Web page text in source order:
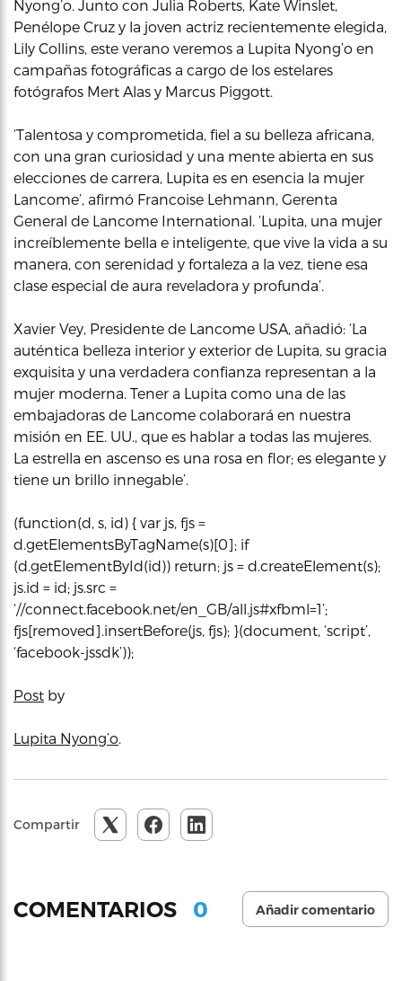
Nyong’o. Junto con Julia Roberts, Kate Winslet,
Penélope Cruz y la joven actriz recientemente elegida,
Lily Collins, este verano veremos a Lupita Nyong’o en
campañas fotográficas a cargo de los estelares
fotógrafos Mert Alas y Marcus Piggott.
‘Talentosa y comprometida, fiel a su belleza africana,
con una gran curiosidad y una mente abierta en sus
elecciones de carrera, Lupita es en esencia la mujer
Lancome’, afirmó Francoise Lehmann, Gerenta
General de Lancome International. ‘Lupita, una mujer
increíblemente bella e inteligente, que vive la vida a su
manera, con serenidad y fortaleza a la vez, tiene esa
clase especial de aura reveladora y profunda’.
Xavier Vey, Presidente de Lancome USA, añadió: ‘La
auténtica belleza interior y exterior de Lupita, su gracia
exquisita y una verdadera confianza representan a la
mujer moderna. Tener a Lupita como una de las
embajadoras de Lancome colaborará en nuestra
misión en EE. UU., que es hablar a todas las mujeres.
La estrella en ascenso es una rosa en flor; es elegante y
tiene un brillo innegable’.
(function(d, s, id) { var js, fjs =
d.getElementsByTagName(s)[0]; if
(d.getElementById(id)) return; js = d.createElement(s);
js.id = id; js.src =
‘//connect.facebook.net/en_GB/all.js#xfbml=1’;
fjs[removed].insertBefore(js, fjs); }(document, ‘script’,
‘facebook-jssdk’));
Post by
Lupita Nyong’o.
Compartir
COMENTARIOS 0 Añadir comentario